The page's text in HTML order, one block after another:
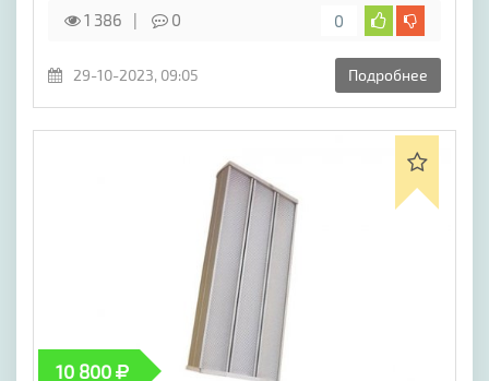
1 386 0 0
29-10-2023, 09:05 Подробнее
10 800